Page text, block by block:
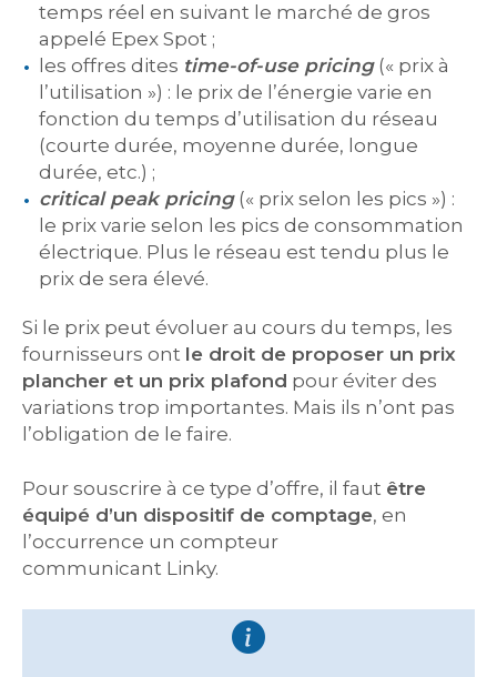
temps réel en suivant le marché de gros
appelé Epex Spot ;
les offres dites time-of-use pricing(« prix à
l’utilisation ») : le prix de l’énergie varie en
fonction du temps d’utilisation du réseau
(courte durée, moyenne durée, longue
durée, etc.) ;
critical peak pricing(« prix selon les pics ») :
le prix varie selon les pics de consommation
électrique. Plus le réseau est tendu plus le
prix de sera élevé.
Si le prix peut évoluer au cours du temps, les
fournisseurs ont le droit de proposer un prix
plancher et un prix plafond pour éviter des
variations trop importantes. Mais ils n’ont pas
l’obligation de le faire.
Pour souscrire à ce type d’offre, il faut être
équipé d’un dispositif de comptage, en
l’occurrence un compteur
communicant Linky.